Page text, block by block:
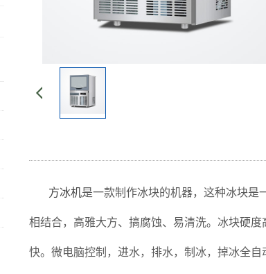
方冰机是一款制作冰块的机器，这种冰块是
相结合，高雅大方、搞腐蚀、易清洗。冰块硬
快。微电脑控制，进水，排水，制冰，掉冰全